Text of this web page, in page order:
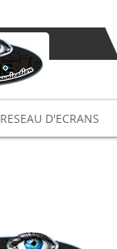
Saône
RESEAU D'ECRANS